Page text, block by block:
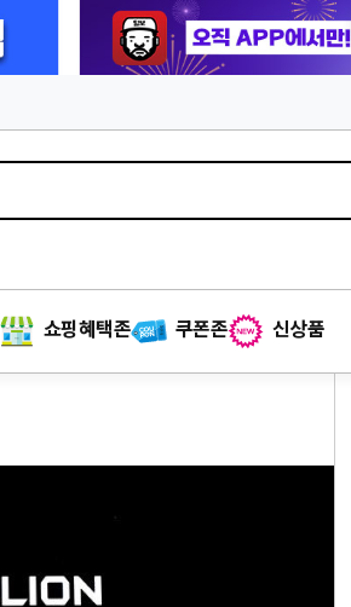
쇼핑혜택존 쿠폰존 신상품